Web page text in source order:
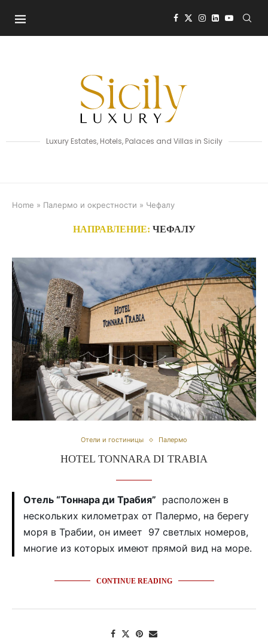
Luxury Estates, Hotels, Palaces and Villas in Sicily
Home » Палермо и окрестности » Чефалу
НАПРАВЛЕНИЕ: ЧЕФАЛУ
Отели и гостиницы Палермо
HOTEL TONNARA DI TRABIA
Отель “Тоннара ди Трабия” расположен в
нескольких километрах от Палермо, на берегу
моря в Трабии, он имеет 97 светлых номеров,
многие из которых имеют прямой вид на море.
CONTINUE READING